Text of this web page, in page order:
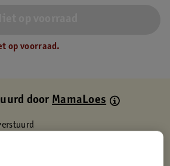
op voorraad.
doorMamaLoes
verkooppartner.